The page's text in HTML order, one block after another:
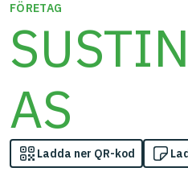
FÖRETAG
AS
Ladda ner QR-kod